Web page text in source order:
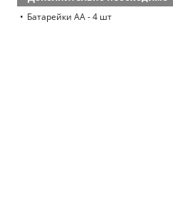
Батарейки AA - 4 шт